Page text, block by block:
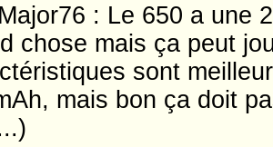
: Le 650 a une
chose mais ça peut
sont
mais bon ça doit